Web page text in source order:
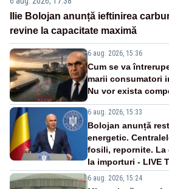
Ilie Bolojan anunță ieftinirea
revine la capacitate maximă
6 aug. 2026, 15:36
Cum se va
marii consumatori
Nu vor exista
6 aug. 2026, 15:33
Bolojan anunță
energetic.
fosili, repornite. La
la importuri - LIVE
6 aug. 2026, 15:24